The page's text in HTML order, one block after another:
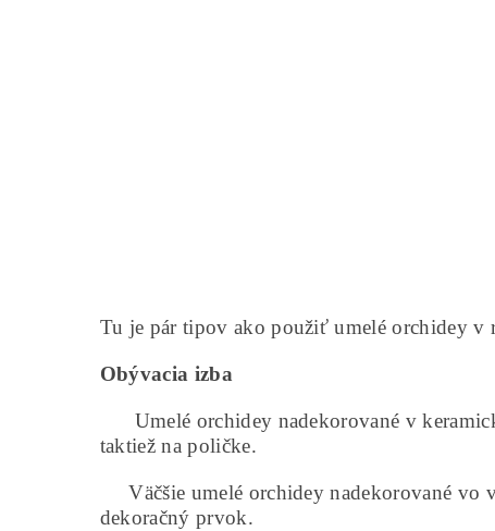
Tu je pár tipov ako použiť umelé orchidey
Obývacia izba
Umelé orchidey nadekorované v
taktiež na poličke.
Väčšie umelé orchidey nadekorované vo
dekoračný prvok.